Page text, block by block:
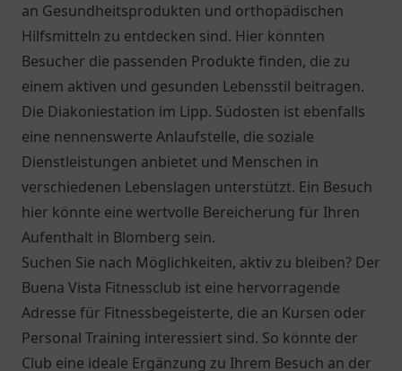
an Gesundheitsprodukten und orthopädischen
Hilfsmitteln zu entdecken sind. Hier könnten
Besucher die passenden Produkte finden, die zu
einem aktiven und gesunden Lebensstil beitragen.
Die Diakoniestation im Lipp. Südosten ist ebenfalls
eine nennenswerte Anlaufstelle, die soziale
Dienstleistungen anbietet und Menschen in
verschiedenen Lebenslagen unterstützt. Ein Besuch
hier könnte eine wertvolle Bereicherung für Ihren
Aufenthalt in Blomberg sein.
Suchen Sie nach Möglichkeiten, aktiv zu bleiben? Der
Buena Vista Fitnessclub ist eine hervorragende
Adresse für Fitnessbegeisterte, die an Kursen oder
Personal Training interessiert sind. So könnte der
Club eine ideale Ergänzung zu Ihrem Besuch an der